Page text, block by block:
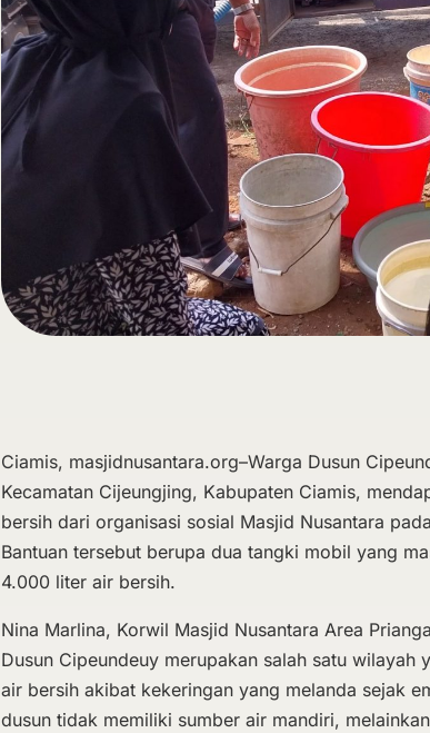
Ciamis, masjidnusantara.org–Warga Dusun
Kecamatan Cijeungjing, Kabupaten Ciamis,
bersih dari organisasi sosial Masjid Nusantara
Bantuan tersebut berupa dua tangki mobil yang
4.000 liter air bersih.
Nina Marlina, Korwil Masjid Nusantara Area
Dusun Cipeundeuy merupakan salah satu wilayah
air bersih akibat kekeringan yang melanda sejak
dusun tidak memiliki sumber air mandiri,